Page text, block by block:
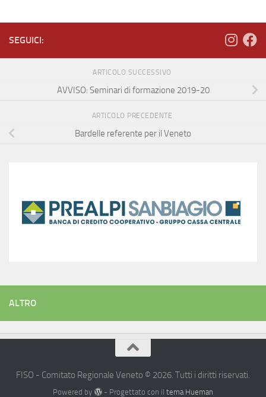
SEGUICI:
ARTICOLO SUCCESSIVO
AVVISO: Seminari di formazione 2019-20
ARTICOLO PRECEDENTE
Bardelle referente per il Veneto
ALTRO
FISO - Comitato Regionale Veneto © 2026. Tutti i diritti riservati.
Powered by - Progettato con il tema Hueman